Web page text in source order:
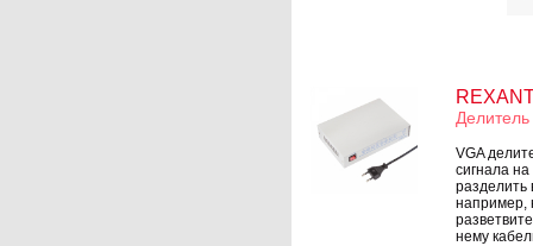
VGA
сигнала
разделить
например,
нему